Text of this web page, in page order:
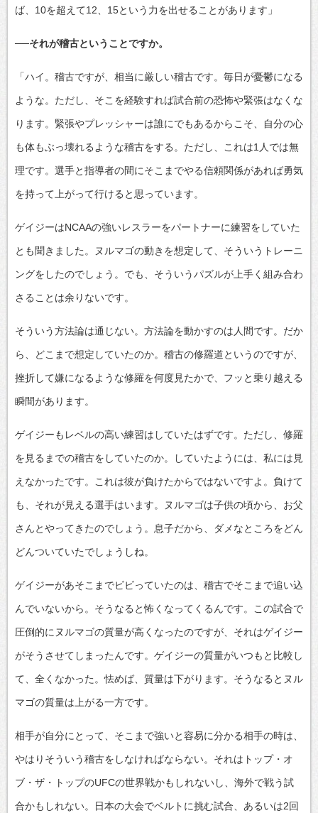
ば、10を超えて12、15という力を出せることがあります」
──それが稽古ということですか。
「ハイ。稽古ですが、相当に厳しい稽古です。毎日が憂鬱になる
ような。ただし、そこを経験すれば試合前の恐怖や緊張はなくな
ります。緊張やプレッシャーは誰にでもあるからこそ、自分の心
も体もぶっ壊れるような稽古をする。ただし、これは1人では無
理です。選手と指導者の間にそこまでやる信頼関係があれば勇気
を持って上がって行けると思っています。
ゲイジーはNCAAの強いレスラーをパートナーに練習をしていた
とも聞きました。ヌルマゴの動きを想定して、そういうトレーニ
ングをしたのでしょう。でも、そういうパズルが上手く組み合わ
さることは余りないです。
そういう方法論は通じない。方法論を動かすのは人間です。だか
ら、どこまで想定していたのか。稽古の修羅道というのですが、
挫折して嫌になるような修羅を何度見たかで、フッと乗り越える
瞬間があります。
ゲイジーもレベルの高い練習はしていたはずです。ただし、修羅
を見るまでの稽古をしていたのか。していたようには、私には見
えなかったです。これは彼が負けたからではないですよ。負けて
も、それが見える選手はいます。ヌルマゴは子供の頃から、お父
さんとやってきたのでしょう。息子だから、ダメなところをどん
どんついていたでしょうしね。
ゲイジーがあそこまでビビっていたのは、稽古でそこまで追い込
んでいないから。そうなると怖くなってくるんです。この試合で
圧倒的にヌルマゴの質量が高くなったのですが、それはゲイジー
がそうさせてしまったんです。ゲイジーの質量がいつもと比較し
て、全くなかった。怯めば、質量は下がります。そうなるとヌル
マゴの質量は上がる一方です。
相手が自分にとって、そこまで強いと容易に分かる相手の時は、
やはりそういう稽古をしなければならない。それはトップ・オ
ブ・ザ・トップのUFCの世界戦かもしれないし、海外で戦う試
合かもしれない。日本の大会でベルトに挑む試合、あるいは2回